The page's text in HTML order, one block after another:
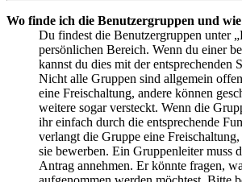
Wo finde ich die Benutzergruppen und
Du findest die Benutzergruppen unter
persönlichen Bereich. Wenn du einer
kannst du dies mit der entsprechenden
Nicht alle Gruppen sind allgemein
eine Freischaltung, andere können
weitere sogar versteckt. Wenn die
ihr einfach durch die entsprechende
verlangt die Gruppe eine
sie bewerben. Ein Gruppenleiter muss
Antrag annehmen. Er könnte fragen,